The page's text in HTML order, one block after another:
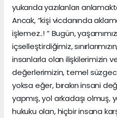
yukarıda yazılanları
Ancak, “kişi vicdanında
işlemez..! ” Bugün,
içselleştirdiğimiz,
insanlarla olan ilişkilerimizin
değerlerimizin, temel süzgeci
yoksa eğer, bırakın insani
yapmış, yol arkadaşı olmuş,
hukuku olan, hiçbir insana